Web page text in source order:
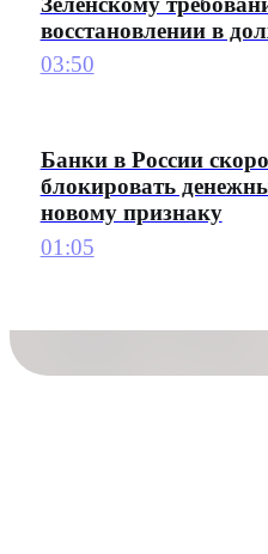
восстановлении в
03:50
Банки в России
блокировать
новому признаку
01:05